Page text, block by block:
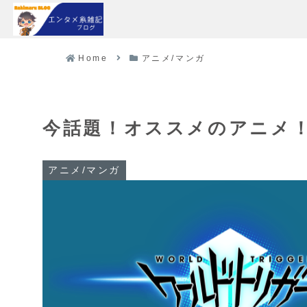
Home アニメ/マンガ
今話題！オススメのアニメ
アニメ/マンガ